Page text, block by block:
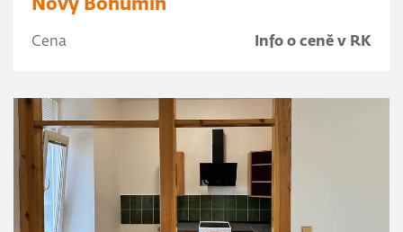
Nový Bohumín
Cena Info o ceně v RK